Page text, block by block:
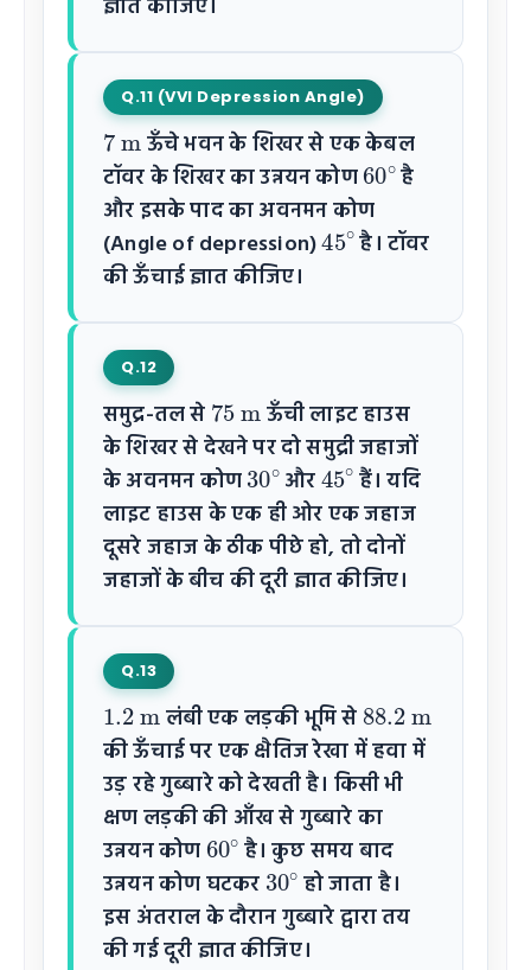
ज्ञात कीजिए।
Q.11 (VVI Depression Angle)
7m
ऊँचे भवन के शिखर से एक केबल
टॉवर के शिखर का उन्नयन कोण
60∘
है
और इसके पाद का अवनमन कोण
(Angle of depression)
45∘
है। टॉवर
की ऊँचाई ज्ञात कीजिए।
Q.12
समुद्र-तल से
75
ऊँची लाइट हाउस
के शिखर से देखने पर दो समुद्री जहाजों
के अवनमन कोण
30∘
और
45∘
हैं। यदि
लाइट हाउस के एक ही ओर एक जहाज
दूसरे जहाज के ठीक पीछे हो, तो दोनों
जहाजों के बीच की दूरी ज्ञात कीजिए।
Q.13
1.2m
लंबी एक लड़की भूमि से
88.2
की ऊँचाई पर एक क्षैतिज रेखा में हवा में
उड़ रहे गुब्बारे को देखती है। किसी भी
क्षण लड़की की आँख से गुब्बारे का
उन्नयन कोण
60∘
है। कुछ समय बाद
उन्नयन कोण घटकर
30∘
हो जाता है।
इस अंतराल के दौरान गुब्बारे द्वारा तय
की गई दूरी ज्ञात कीजिए।